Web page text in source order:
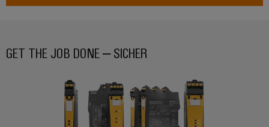
GET THE JOB DONE – SICHER